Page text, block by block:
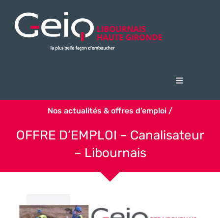
contenu
Navigation
bascule
Accueil
Le Geiq
Candidats
Entreprises
Nous contacter
Nos actualités & offres d’emploi /
OFFRE D’EMPLOI – Canalisateur
– Libournais